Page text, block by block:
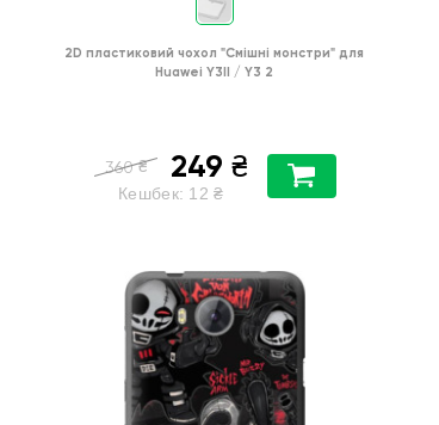
2D пластиковий чохол "Смішні монстри" для
Huawei Y3II / Y3 2
360 ₴ 249 ₴
Кешбек: 12 ₴